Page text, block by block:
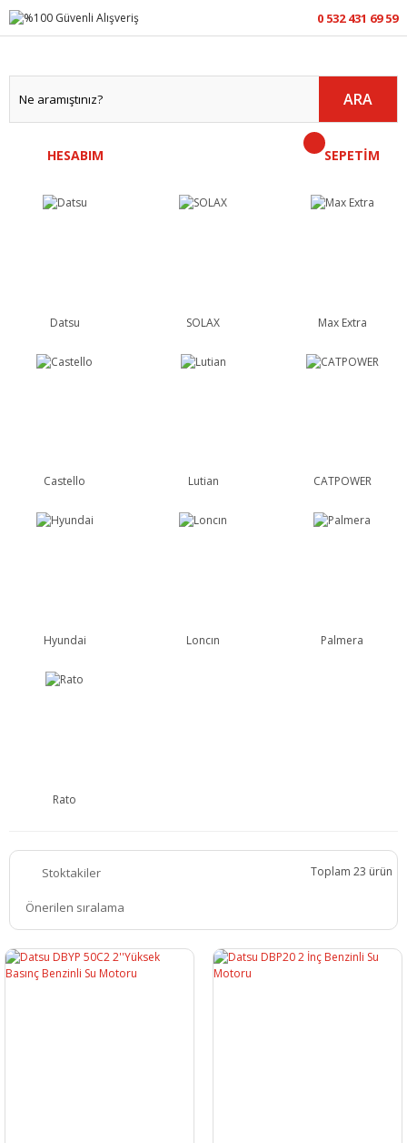
0 532 431 69 59
ARA
HESABIM SEPETİM
Datsu SOLAX Max Extra
Castello Lutian CATPOWER
Hyundai Loncın Palmera
Rato
Stoktakiler Toplam 23 ürün